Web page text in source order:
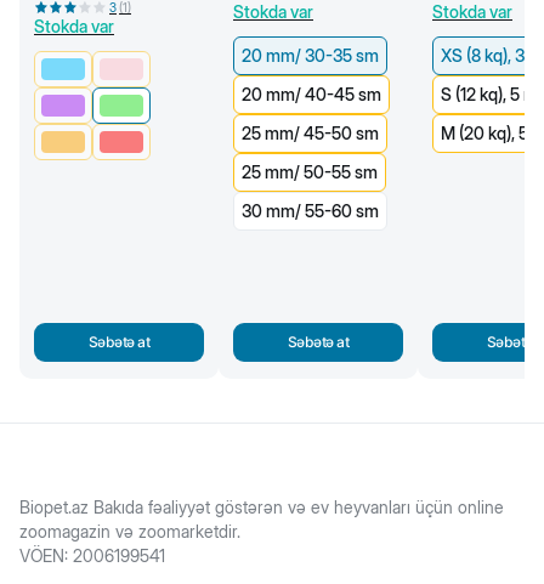
3(1)
Stokda var
Səbətə at
mm/30-35 sm)
Stokda var
20 mm/ 30-35 sm
20 mm/ 40-45 sm
25 mm/ 45-50 sm
25 mm/ 50-55 sm
30 mm/ 55-60 sm
Səbətə at
Stokda var
XS (8 kq), 3 m
S (12 kq), 5 m
M (20 kq), 5
Səbətə
Biopet.az Bakıda fəaliyyət göstərən və ev heyvanları üçün online
zoomagazin və zoomarketdir.
VÖEN: 2006199541